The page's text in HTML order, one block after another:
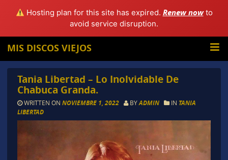
Hosting plan for this site has expired. Renew nowto
avoid service disruption.
MIS DISCOS VIEJOS
Tania Libertad – Lo Inolvidable De
Chabuca Granda.
WRITTEN ON NOVIEMBRE 1, 2022 BYADMIN IN TANIA
LIBERTAD